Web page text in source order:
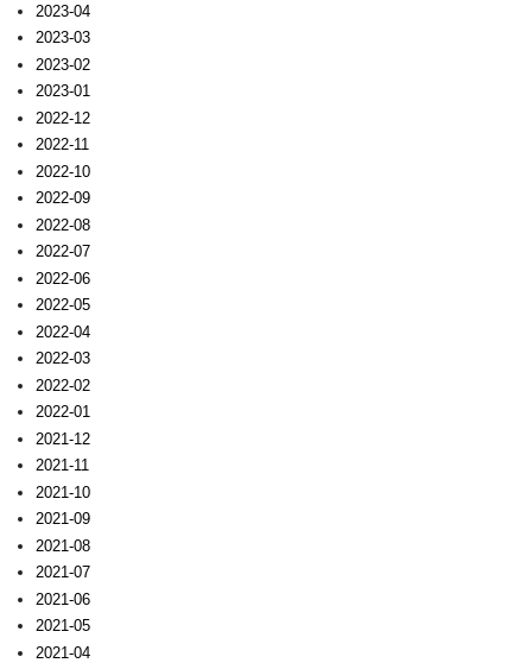
2023-04
2023-03
2023-02
2023-01
2022-12
2022-11
2022-10
2022-09
2022-08
2022-07
2022-06
2022-05
2022-04
2022-03
2022-02
2022-01
2021-12
2021-11
2021-10
2021-09
2021-08
2021-07
2021-06
2021-05
2021-04